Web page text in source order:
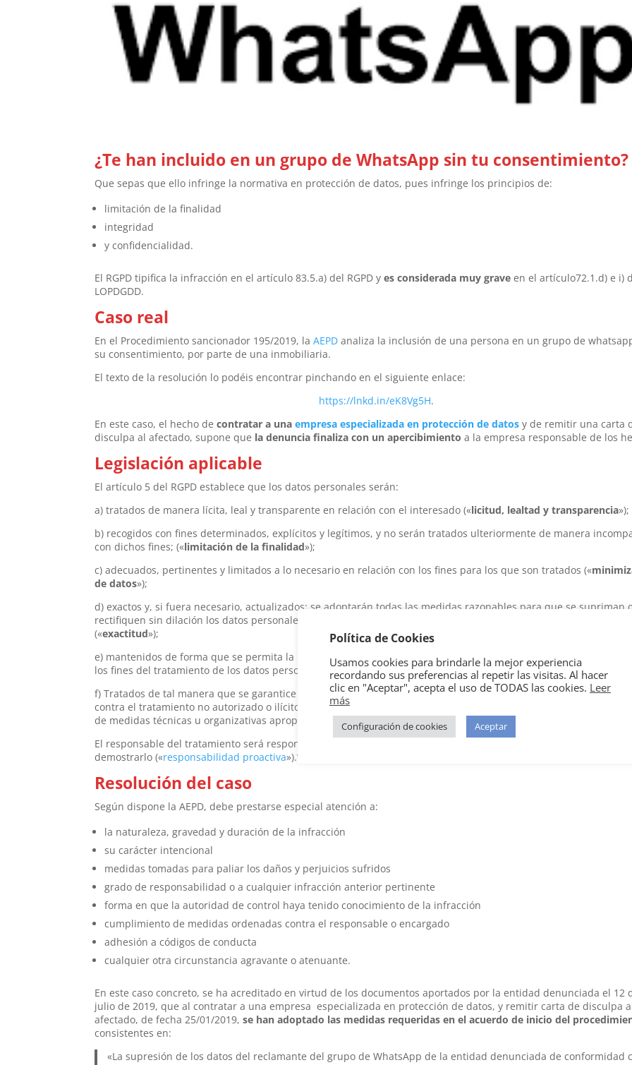
¿Te han incluido en un grupo de WhatsApp sin tu consentimiento?
Que sepas que ello infringe la normativa en protección de datos, pues infringe los principios de:
limitación de la finalidad
integridad
y confidencialidad.
El RGPD tipifica la infracción en el artículo 83.5.a) del RGPD y es considerada muy grave en el artículo72.1.d) e i)
LOPDGDD.
Caso real
En el Procedimiento sancionador 195/2019, laAEPD analiza la inclusión de una persona en un grupo de
su consentimiento, por parte de una inmobiliaria.
El texto de la resolución lo podéis encontrar pinchando en el siguiente enlace:
https://lnkd.in/eK8Vg5H.
En este caso, el hecho decontratar a unaempresa especializada en protección de datos y de remitir una carta
disculpa al afectado, supone que la denuncia finaliza con un apercibimiento a la empresa responsable de los
Legislación aplicable
El artículo 5 del RGPD establece que los datos personales serán:
a) tratados de manera lícita, leal y transparente en relación con el interesado («licitud, lealtad y transparencia»);
b) recogidos con fines determinados, explícitos y legítimos, y no serán tratados ulteriormente de manera
con dichos fines; («limitación de la finalidad»);
c) adecuados, pertinentes y limitados a lo necesario en relación con los fines para los que son tratados («
de datos»);
d) exactos y, si fuera necesario, actualizados; se adoptarán todas las medidas razonables para que se supriman
rectifiquen sin dilación los datos personales que sean inexactos con respecto a los fines para los que se tratan
(«exactitud»);
e) mantenidos de forma que se permita la identificación de los interesados durante no más tiempo del
los fines del tratamiento de los datos personales («limitación del plazo de conservación»);
f) Tratados de tal manera que se garantice una seguridad adecuada de los datos personales, incluida la
contra el tratamiento no autorizado o ilícito y contra su pérdida, destrucción o daño accidental, mediante la
de medidas técnicas u organizativas apropiadas («
integridad y confidencialidad »).
El responsable del tratamiento será responsable del cumplimiento de lo dispuesto en el apartado 1 y capaz de
demostrarlo («responsabilidad proactiva»).”
Resolución del caso
Según dispone la AEPD, debe prestarse especial atención a:
la naturaleza, gravedad y duración de la infracción
su carácter intencional
medidas tomadas para paliar los daños y perjuicios sufridos
grado de responsabilidad o a cualquier infracción anterior pertinente
forma en que la autoridad de control haya tenido conocimiento de la infracción
cumplimiento de medidas ordenadas contra el responsable o encargado
adhesión a códigos de conducta
cualquier otra circunstancia agravante o atenuante.
En este caso concreto, se ha acreditado en virtud de los documentos aportados por la entidad denunciada el 12
julio de 2019, que al contratar a una empresa especializada en protección de datos, y remitir carta de disculpa
afectado, de fecha 25/01/2019,se han adoptado las medidas requeridas en el acuerdo de inicio del
consistentes en:
«La supresión de los datos del reclamante del grupo de WhatsApp de la entidad denunciada de conformidad
Política de Cookies
Usamos cookies para brindarle la mejor experiencia
recordando sus preferencias al repetir las visitas. Al hacer
clic en "Aceptar", acepta el uso de TODAS las cookies. Leer
más
Configuración de cookies Aceptar